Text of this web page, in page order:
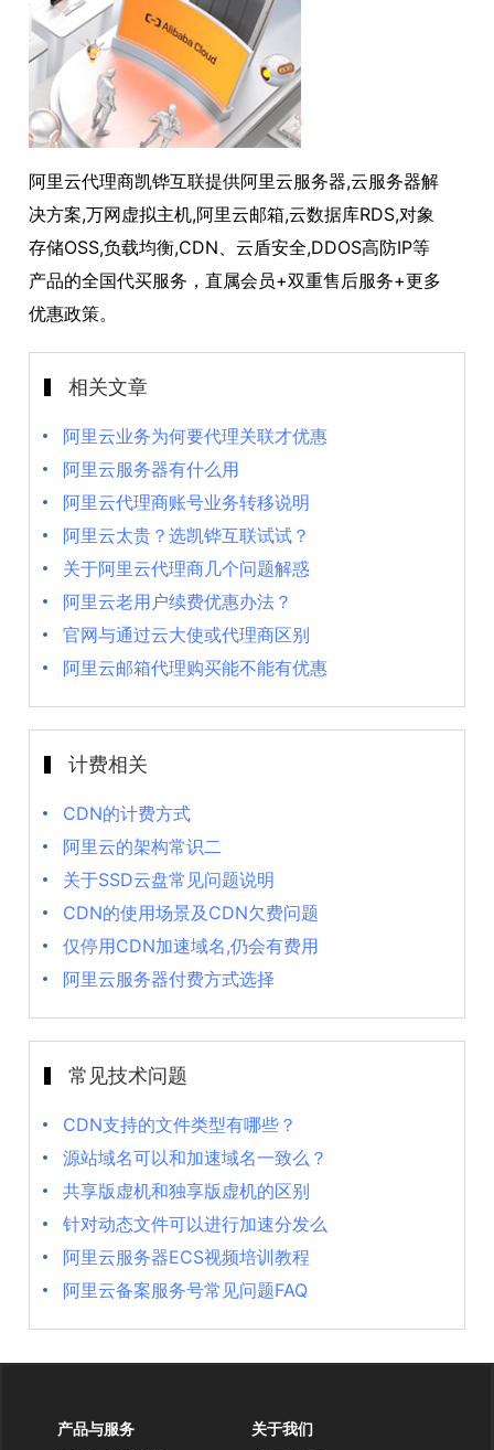
阿里云代理商凯铧互联提供阿里云服务器,云服务器解
决方案,万网虚拟主机,阿里云邮箱,云数据库RDS,对象
存储OSS,负载均衡,CDN、云盾安全,DDOS高防IP等
产品的全国代买服务，直属会员+双重售后服务+更多
优惠政策。
相关文章
阿里云业务为何要代理关联才优惠
阿里云服务器有什么用
阿里云代理商账号业务转移说明
阿里云太贵？选凯铧互联试试？
关于阿里云代理商几个问题解惑
阿里云老用户续费优惠办法？
官网与通过云大使或代理商区别
阿里云邮箱代理购买能不能有优惠
计费相关
CDN的计费方式
阿里云的架构常识二
关于SSD云盘常见问题说明
CDN的使用场景及CDN欠费问题
仅停用CDN加速域名,仍会有费用
阿里云服务器付费方式选择
常见技术问题
CDN支持的文件类型有哪些？
源站域名可以和加速域名一致么？
共享版虚机和独享版虚机的区别
针对动态文件可以进行加速分发么
阿里云服务器ECS视频培训教程
阿里云备案服务号常见问题FAQ
产品与服务 关于我们